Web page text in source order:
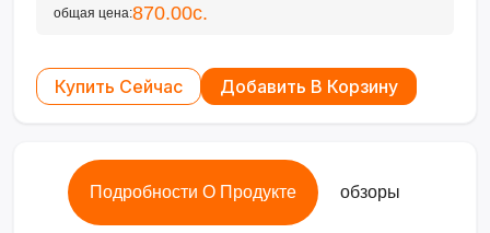
общая цена:870.00с.
Купить Сейчас Добавить В Корзину
Подробности О Продукте обзоры